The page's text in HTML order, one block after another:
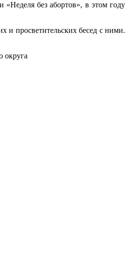
без абортов», в этом году
и просветительских бесед с ними.